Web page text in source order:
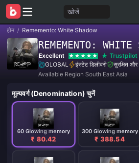
खोजें
होम / Rememento: White Shadow
REMEMENTO: WHITE
Excellent
Trustpilot
GLOBAL
इंस्टेंट डिलीवरी
सुरक्षित और
Available Region South East Asia
मूल्यवर्ग (Denomination) चुनें
60 Glowing memory
₹ 80.42
300 Glowing memory
₹ 388.54